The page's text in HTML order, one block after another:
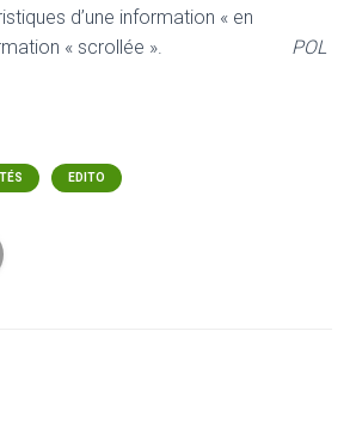
d’une information « en
« scrollée ». POL
EDITO